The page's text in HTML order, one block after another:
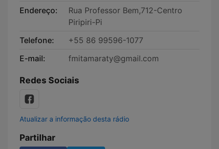
Endereço:
Rua Professor Bem,712-Centro
Piripiri-Pi
Telefone:
+55 86 99596-1077
E-mail:
fmitamaraty@gmail.com
Redes Sociais
Atualizar a informação desta rádio
Partilhar